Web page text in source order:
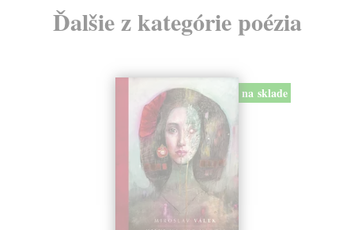
Ďalšie z kategórie poézia
na sklade